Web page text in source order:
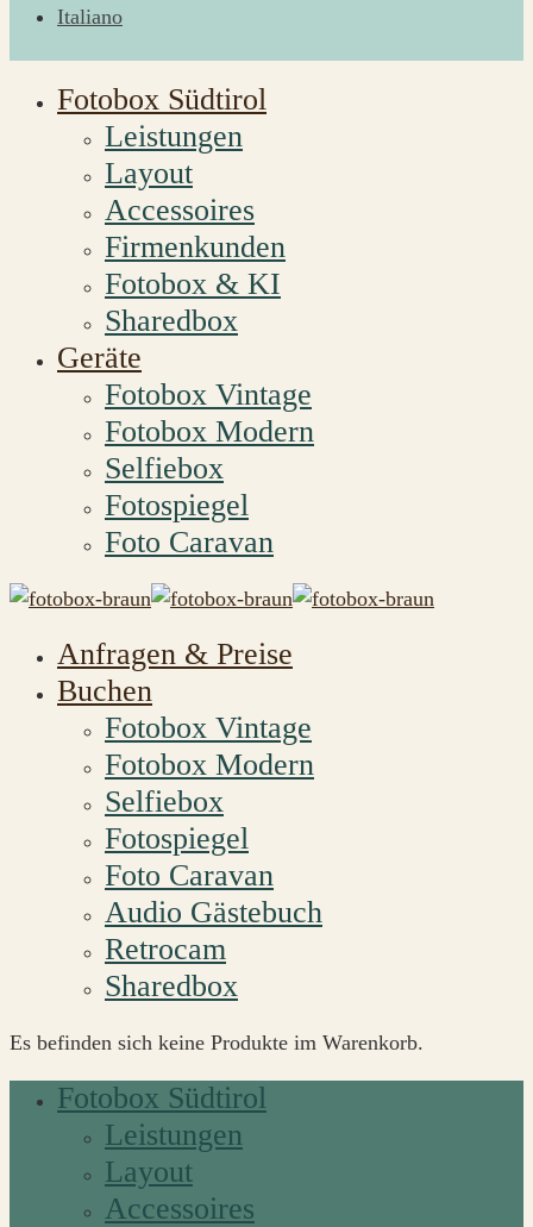
Italiano
Fotobox Südtirol
Leistungen
Layout
Accessoires
Firmenkunden
Fotobox & KI
Sharedbox
Geräte
Fotobox Vintage
Fotobox Modern
Selfiebox
Fotospiegel
Foto Caravan
Anfragen & Preise
Buchen
Fotobox Vintage
Fotobox Modern
Selfiebox
Fotospiegel
Foto Caravan
Audio Gästebuch
Retrocam
Sharedbox
Es befinden sich keine Produkte im Warenkorb.
Fotobox Südtirol
Leistungen
Layout
Accessoires